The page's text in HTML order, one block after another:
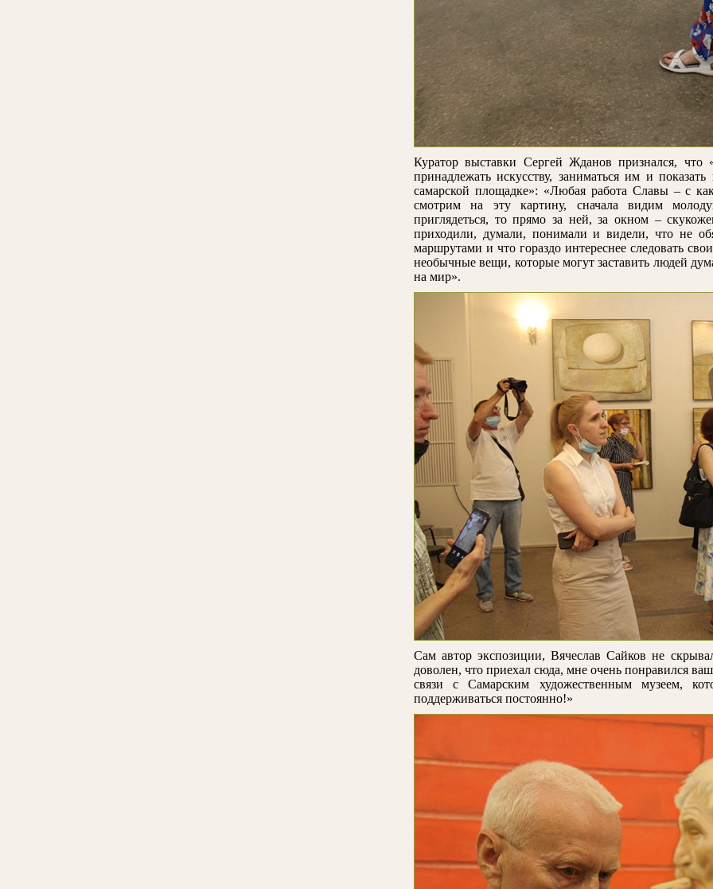
Куратор выставки Сергей Жданов признался,
принадлежать искусству, заниматься им и
самарской площадке»: «Любая работа Славы – с
смотрим на эту картину, сначала видим
приглядеться, то прямо за ней, за окном –
приходили, думали, понимали и видели, что не
маршрутами и что гораздо интереснее следовать
необычные вещи, которые могут заставить людей
на мир».
Сам автор экспозиции, Вячеслав Сайков не
доволен, что приехал сюда, мне очень понравился
связи с Самарским художественным музеем,
поддерживаться постоянно!»